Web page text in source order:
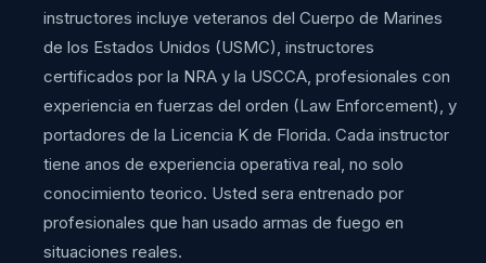
instructores incluye veteranos del Cuerpo de Marines
de los Estados Unidos (USMC), instructores
certificados por la NRA y la USCCA, profesionales con
experiencia en fuerzas del orden (Law Enforcement), y
portadores de la Licencia K de Florida. Cada instructor
tiene anos de experiencia operativa real, no solo
conocimiento teorico. Usted sera entrenado por
profesionales que han usado armas de fuego en
situaciones reales.